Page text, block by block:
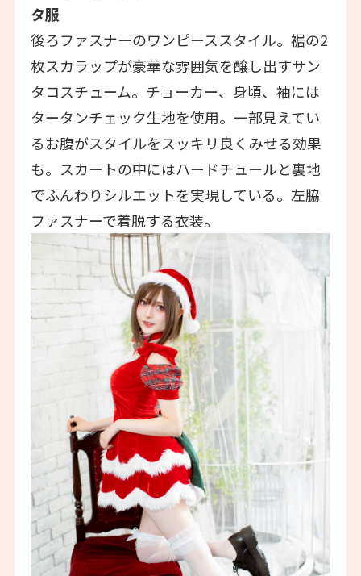
タ服
後ろファスナーのワンピーススタイル。裾の2
枚スカラップが豪華な雰囲気を醸し出すサン
タコスチューム。チョーカー、身頃、袖には
タータンチェック生地を使用。一部見えてい
るお腹がスタイルをスッキリ良くみせる効果
も。スカートの中にはハードチュールと裏地
でふんわりシルエットを実現している。左脇
ファスナーで着脱する衣装。